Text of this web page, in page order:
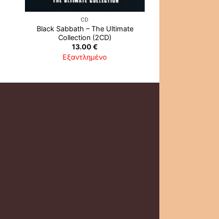
CD
Black Sabbath – The Ultimate
Collection (2CD)
13.00€
Εξαντλημένο